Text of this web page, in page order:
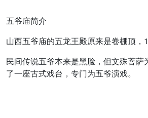
五爷庙简介
山西五爷庙的五龙王殿原来是卷棚顶
民间传说五爷本来是黑脸，但文殊菩
了一座古式戏台，专门为五爷演戏。